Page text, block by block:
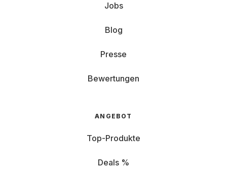
Jobs
Blog
Presse
Bewertungen
ANGEBOT
Top-Produkte
Deals %